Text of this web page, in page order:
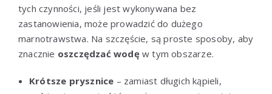
tych czynności, jeśli jest wykonywana bez
zastanowienia, może prowadzić do dużego
marnotrawstwa. Na szczęście, są proste sposoby, aby
znacznie oszczędzać wodęw tym obszarze.
Krótsze prysznice – zamiast długich kąpieli,